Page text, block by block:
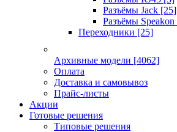
Разъёмы Jack [25]
Разъёмы Speakon
Переходники [25]
Архивные модели [4062]
Оплата
Доставка и самовывоз
Прайс-листы
Акции
Готовые решения
Типовые решения